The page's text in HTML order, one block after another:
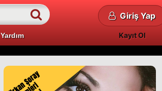
Yardım
Giriş Yap
Kayıt Ol